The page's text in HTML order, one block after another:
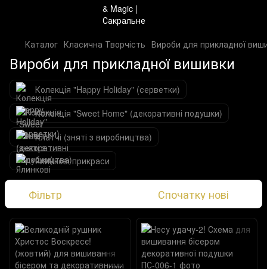
Каталог Класична Творчість Вироби для прикладної
Вироби для прикладної вишивки
Колекція "Happy Holiday" (серветки)
Колекція "Sweet Home" (декоративні подушки)
Клатчі (зняті з виробництва)
Ялинкові прикраси
Фільтр Спочатку нові